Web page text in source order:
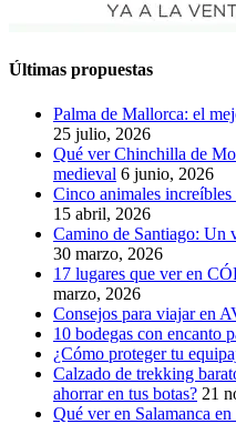
Últimas propuestas
Palma de Mallorca: el
25 julio, 2026
Qué ver Chinchilla de
medieval 6 junio, 2026
Cinco animales
15 abril, 2026
Camino de Santiago: Un
30 marzo, 2026
17 lugares que ver en
marzo, 2026
Consejos para viajar en
10 bodegas con encanto
¿Cómo proteger tu
Calzado de trekking
ahorrar en tus botas? 21
Qué ver en Salamanca en